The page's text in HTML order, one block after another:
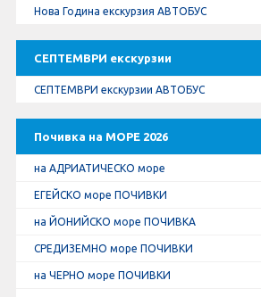
Общи условия
Стандартен Формуляр
Нова Година екскурзия АВТОБУС
СЕПТЕМВРИ екскурзии
СЕПТЕМВРИ екскурзии АВТОБУС
Почивка на МОРЕ 2026
на АДРИАТИЧЕСКО море
ЕГЕЙСКО море ПОЧИВКИ
на ЙОНИЙСКО море ПОЧИВКА
СРЕДИЗЕМНО море ПОЧИВКИ
на ЧЕРНО море ПОЧИВКИ